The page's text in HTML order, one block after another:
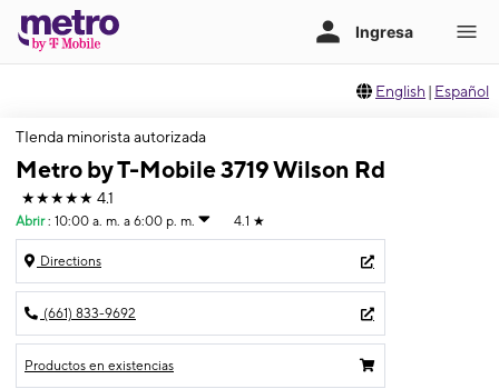
English | Español
TIenda minorista autorizada
Metro by T-Mobile 3719 Wilson Rd
★★★★★ 4.1
Abrir : 10:00 a. m. a 6:00 p. m. 4.1 ★
Directions
(661) 833-9692
Productos en existencias